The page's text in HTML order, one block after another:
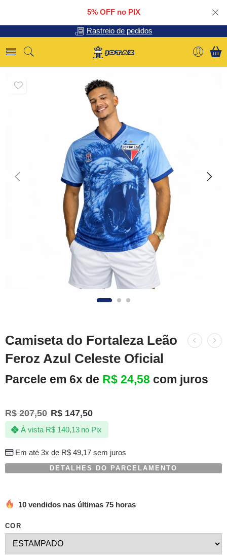
5% OFF no PIX
Rastreio de pedidos
Camiseta do Fortaleza Leão
Feroz Azul Celeste Oficial
Parcele em 6x de R$ 24,58 com juros
R$207,50 R$ 147,50
Em até 3x de R$49,17sem juros
À vista R$140,13 no Pix
DETALHES DO PARCELAMENTO
10 vendidos nas últimas 75 horas
COR